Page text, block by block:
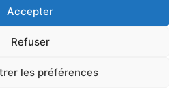
Accepter
Refuser
les préférences